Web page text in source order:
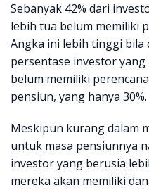
Sebanyak 42% dari
lebih tua belum memiliki
Angka ini lebih tinggi bila
persentase investor
belum memiliki
pensiun, yang hanya 30%.
Meskipun kurang dalam
untuk masa pensiunnya
investor yang berusia
mereka akan memiliki